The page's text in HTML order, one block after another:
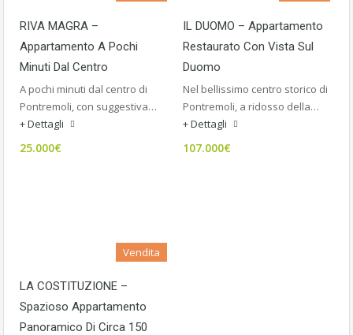
RIVA MAGRA –
Appartamento A Pochi
Minuti Dal Centro
A pochi minuti dal centro di
Pontremoli, con suggestiva…
+ Dettagli
25.000€
IL DUOMO – Appartamento
Restaurato Con Vista Sul
Duomo
Nel bellissimo centro storico di
Pontremoli, a ridosso della…
+ Dettagli
107.000€
Vendita
LA COSTITUZIONE –
Spazioso Appartamento
Panoramico Di Circa 150